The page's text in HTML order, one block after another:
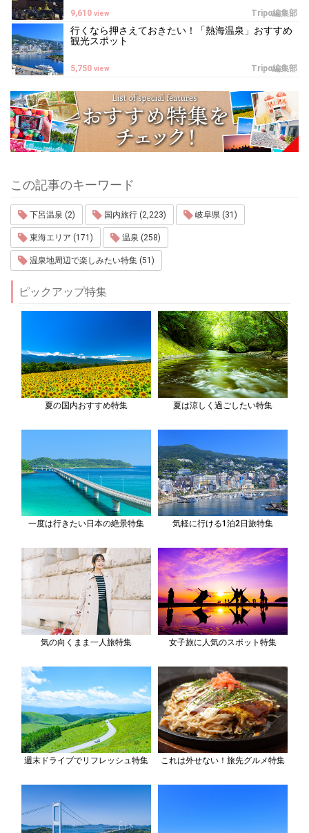
Tripα編集部
9,610 view
行くなら押さえておきたい！「熱海温泉」おすすめ
観光スポット
Tripα編集部
5,750 view
この記事のキーワード
下呂温泉 (2) 国内旅行 (2,223) 岐阜県 (31)
東海エリア (171) 温泉 (258)
温泉地周辺で楽しみたい特集 (51)
ピックアップ特集
夏の国内おすすめ特集 夏は涼しく過ごしたい特集
一度は行きたい日本の絶景特集 気軽に行ける1泊2日旅特集
気の向くまま一人旅特集 女子旅に人気のスポット特集
週末ドライブでリフレッシュ特集 これは外せない！旅先グルメ特集